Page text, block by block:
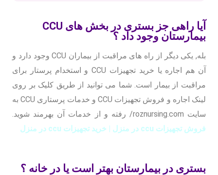
آیا راهی جز بستری در بخش های CCU
بیمارستان وجود داد ؟
بله, یکی دیگر از راه های مراقبت از بیماران CCU وجود دارد و
آن هم اجاره یا خرید تجهیزات CCU و استخدام پرستار برای
مراقبت از بیمار است. شما می توانید از طریق کلیک بر روی
لینک اجاره و فروش تجهیزات CCU و خدمات پرستاری CCU به
سایت roznursing.com/ رفته و از خدمات آن بهرمند شوید.
فروش تجهیزات ccu در منزل | خرید تجهیزات ccu در منزل
بستری در بیمارستان بهتر است یا در خانه ؟